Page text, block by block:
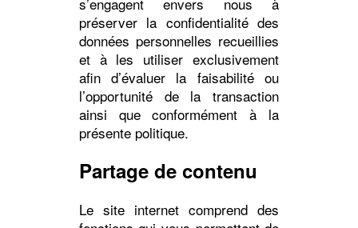
préserver la confidentialité des
données personnelles recueillies
et à les utiliser exclusivement
afin d’évaluer la faisabilité ou
l’opportunité de la transaction
ainsi que conformément à la
présente politique.
Partage de contenu
Le site internet comprend des